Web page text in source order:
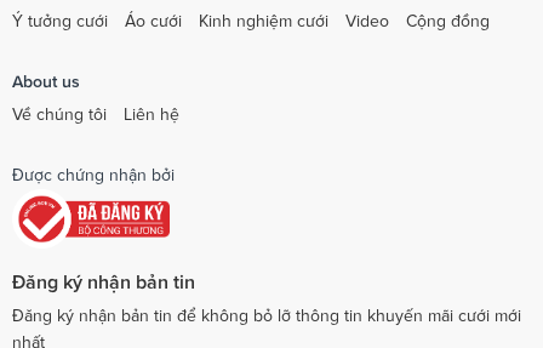
Ý tưởng cưới
Áo cưới Kinh nghiệm cưới Video Cộng đồng
About us
Về chúng tôi
Liên hệ
Được chứng nhận bởi
Đăng ký nhận bản tin
Đăng ký nhận bản tin để không bỏ lỡ thông tin khuyến mãi cưới mới
nhất